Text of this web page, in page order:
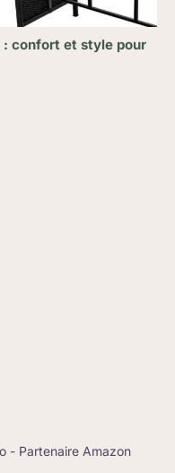
: confort et style pour
- Partenaire Amazon